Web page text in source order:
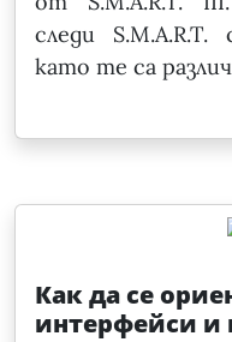
следи
като те са
Как да се
интерфейси и